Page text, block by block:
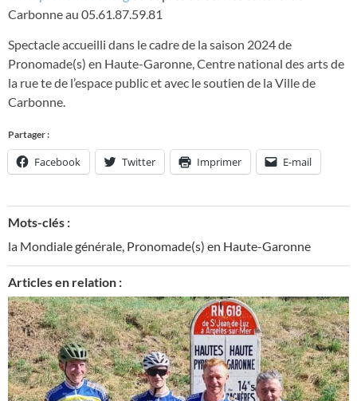
Carbonne au 05.61.87.59.81
Spectacle accueilli dans le cadre de la saison 2024 de
Pronomade(s) en Haute-Garonne, Centre national des arts de
la rue te de l’espace public et avec le soutien de la Ville de
Carbonne.
Partager :
Facebook Twitter Imprimer E-mail
Mots-clés :
la Mondiale générale, Pronomade(s) en Haute-Garonne
Articles en relation :